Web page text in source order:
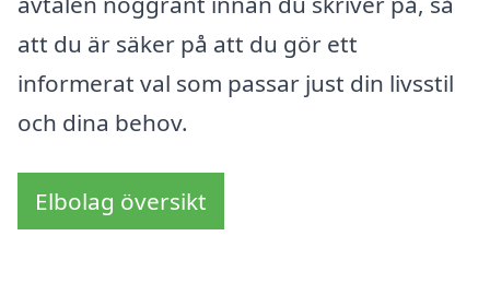
att du är säker på att du gör ett
informerat val som passar just din livsstil
och dina behov.
Elbolag översikt